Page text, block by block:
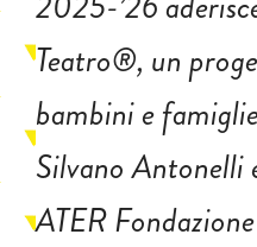
Teatro®, un
bambini e
Silvano Antonelli
ATER